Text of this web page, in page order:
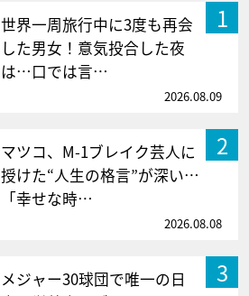
1
世界一周旅行中に3度も再会
した男女！意気投合した夜
は…口では言…
2026.08.09
2
マツコ、M-1ブレイク芸人に
授けた“人生の格言”が深い…
「幸せな時…
2026.08.08
3
メジャー30球団で唯一の日